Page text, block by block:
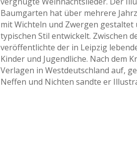
Baumgarten hat über mehrere
mit Wichteln und Zwergen
typischen Stil entwickelt. Zwischen
veröffentlichte der in Leipzig
Kinder und Jugendliche. Nach dem
Verlagen in Westdeutschland auf,
Neffen und Nichten sandte er